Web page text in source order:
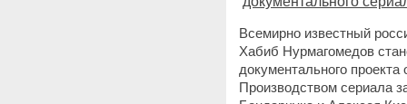
Всемирно известный
Хабиб Нурмагомедов
документального
Производством сериала